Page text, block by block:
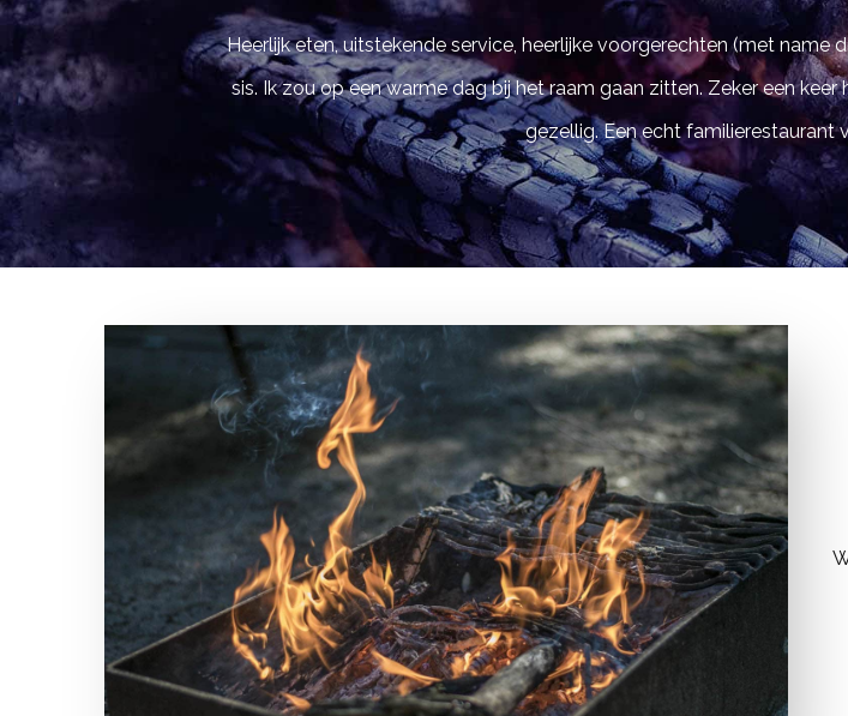
Heerlijk eten, uitstekende service, heerlijke voorgerechten (met name
sis. Ik zou op een warme dag bij het raam gaan zitten. Zeker een
gezellig. Een echt familierestaurant